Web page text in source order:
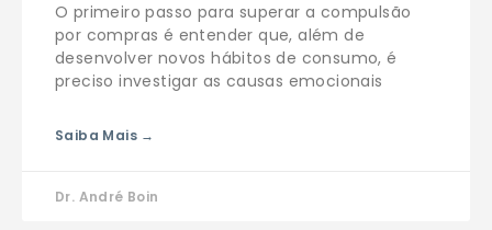
O primeiro passo para superar a compulsão
por compras é entender que, além de
desenvolver novos hábitos de consumo, é
preciso investigar as causas emocionais
Saiba Mais →
Dr. André Boin